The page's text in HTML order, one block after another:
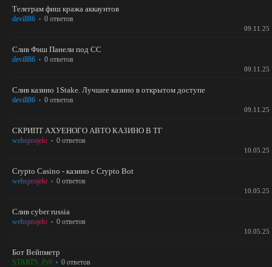
Телеграм фиш кража аккаунтов
devill86 0 ответов
09.11.25
Слив Фиш Панели под СС
devill86 0 ответов
09.11.25
Слив казино 1Stake. Лучшее казино в открытом доступе
devill86 0 ответов
09.11.25
СКРИПТ АХУЕНОГО АВТО КАЗИНО В ТГ
websprojekt 0 ответов
10.05.25
Crypto Casino - казино с Crypto Bot
websprojekt 0 ответов
10.05.25
Слив cyber russia
websprojekt 0 ответов
10.05.25
Бот Вейпметр
STARTS_Pr0 0 ответов